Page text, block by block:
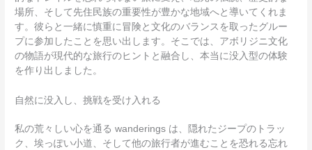
場所、そして先住民族の重要性が豊かな地域へと導いてくれま
す。彼らと一緒に慎重に冒険と文化のバランスを取ったグルー
プに参加したことを思い出します。そこでは、アボリジニ文化
の物語が現代的な旅行のヒントと融合し、本当に没入型の体験
を作り出しました。
自然に没入し、挑戦を受け入れる
私の荒々しい心を通る wanderings は、隠れたジープのトラッ
ク、埃っぽい小道、そして他の旅行者が進むことを恐れる忘れ